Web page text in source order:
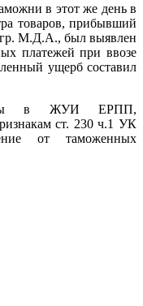
в этот же день в
товаров, прибывший
гр. М.Д.А., был выявлен
платежей при ввозе
ущерб составил
в ЖУИ ЕРПП,
ст. 230 ч.1 УК
от таможенных